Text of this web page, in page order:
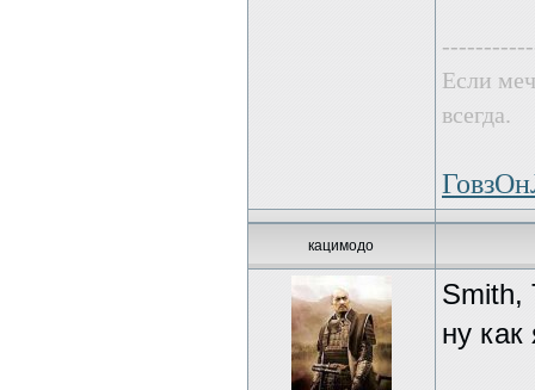
Если
всегда.
кацимодо
Smith,
ну